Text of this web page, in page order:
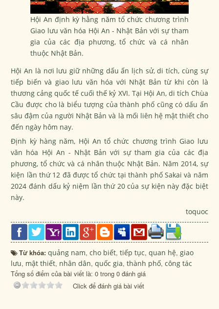
Hội An định kỳ hằng năm tổ chức chương trình
Giao lưu văn hóa Hội An - Nhật Bản với sự tham
gia của các địa phương, tổ chức và cá nhân
thuộc Nhật Bản.
Hội An là nơi lưu giữ những dấu ấn lịch sử, di tích, cùng sự
tiếp biến và giao lưu văn hóa với Nhật Bản từ khi còn là
thương cảng quốc tế cuối thế kỷ XVI. Tại Hội An, di tích Chùa
Cầu được cho là biểu tượng của thành phố cũng có dấu ấn
sâu đậm của người Nhật Bản và là mối liên hệ mật thiết cho
đến ngày hôm nay.
Định kỳ hàng năm, Hội An tổ chức chương trình Giao lưu
văn hóa Hội An - Nhật Bản với sự tham gia của các địa
phương, tổ chức và cá nhân thuộc Nhật Bản. Năm 2014, sự
kiện lần thứ 12 đã được tổ chức tại thành phố Sakai và năm
2024 đánh dấu kỷ niệm lần thứ 20 của sự kiện này đặc biệt
này.
toquoc
Từ khóa:quảng nam,cho biết,tiếp tục,quan hệ,giao
lưu, mật thiết, nhân dân,quốc gia,thành phố,công tác
Tổng số điểm của bài viết là: 0 trong 0 đánh giá
Click để đánh giá bài viết